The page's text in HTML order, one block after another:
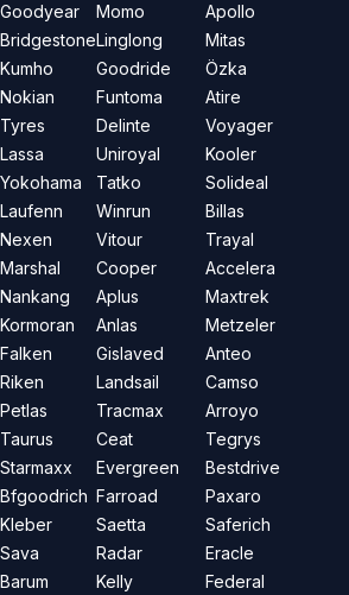
Goodyear
Bridgestone
Kumho
Nokian
Tyres
Lassa
Yokohama
Laufenn
Nexen
Marshal
Nankang
Kormoran
Falken
Riken
Petlas
Taurus
Starmaxx
Bfgoodrich
Kleber
Sava
Barum
Momo
Linglong
Goodride
Funtoma
Delinte
Uniroyal
Tatko
Winrun
Vitour
Cooper
Aplus
Anlas
Gislaved
Landsail
Tracmax
Ceat
Evergreen
Farroad
Saetta
Radar
Kelly
Apollo
Mitas
Özka
Atire
Voyager
Kooler
Solideal
Billas
Trayal
Accelera
Maxtrek
Metzeler
Anteo
Camso
Arroyo
Tegrys
Bestdrive
Paxaro
Saferich
Eracle
Federal